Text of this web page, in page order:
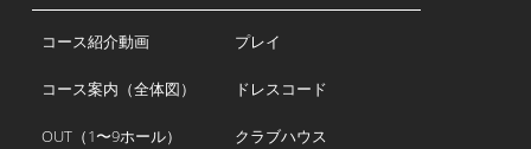
コース紹介動画
コース案内（全体図）
OUT（1〜9ホール）
プレイ
ドレスコード
クラブハウス